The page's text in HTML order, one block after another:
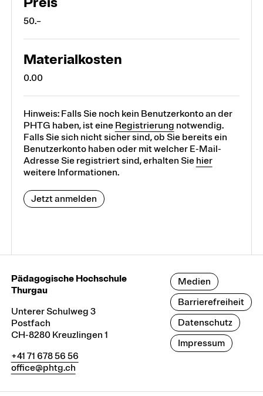
50.–
Materialkosten
0.00
Hinweis: Falls Sie noch kein Benutzerkonto an der
PHTG haben, ist eine Registrierung notwendig.
Falls Sie sich nicht sicher sind, ob Sie bereits ein
Benutzerkonto haben oder mit welcher E-Mail-
Adresse Sie registriert sind, erhalten Sie hier
weitere Informationen.
Jetzt anmelden
Pädagogische Hochschule
Thurgau
Unterer Schulweg 3
Postfach
CH-8280 Kreuzlingen 1
+41 71 678 56 56
office@phtg.ch
Medien
Barrierefreiheit
Datenschutz
Impressum